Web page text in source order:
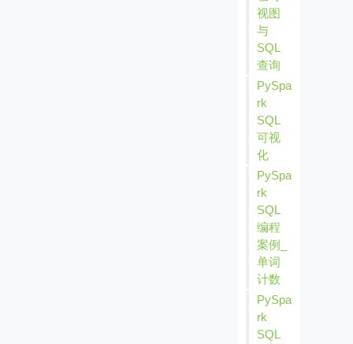
视图
与
SQL
查询
PySpa
rk
SQL
可视
化
PySpa
rk
SQL
编程
案例_
单词
计数
PySpa
rk
SQL